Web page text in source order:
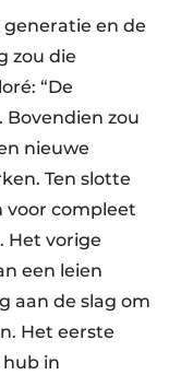
en de
zou die
“De
zou
nieuwe
Ten slotte
voor compleet
Het vorige
een leien
aan de slag om
Het eerste
in